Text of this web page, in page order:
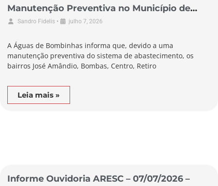
Manutenção Preventiva no Município de
Bombinhas
Sandro Fidelis • julho 7, 2026
A Águas de Bombinhas informa que, devido a uma
manutenção preventiva do sistema de abastecimento, os
bairros José Amândio, Bombas, Centro, Retiro
Leia mais »
Informe Ouvidoria ARESC – 07/07/2026 –